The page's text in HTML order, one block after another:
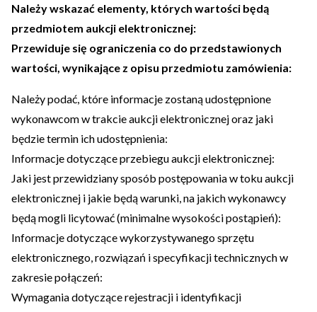
Należy wskazać elementy, których wartości będą
przedmiotem aukcji elektronicznej:
Przewiduje się ograniczenia co do przedstawionych
wartości, wynikające z opisu przedmiotu zamówienia:
Należy podać, które informacje zostaną udostępnione
wykonawcom w trakcie aukcji elektronicznej oraz jaki
będzie termin ich udostępnienia:
Informacje dotyczące przebiegu aukcji elektronicznej:
Jaki jest przewidziany sposób postępowania w toku aukcji
elektronicznej i jakie będą warunki, na jakich wykonawcy
będą mogli licytować (minimalne wysokości postąpień):
Informacje dotyczące wykorzystywanego sprzętu
elektronicznego, rozwiązań i specyfikacji technicznych w
zakresie połączeń:
Wymagania dotyczące rejestracji i identyfikacji